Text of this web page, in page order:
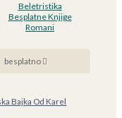
Beletristika
Besplatne Knjige
Romani
besplatno